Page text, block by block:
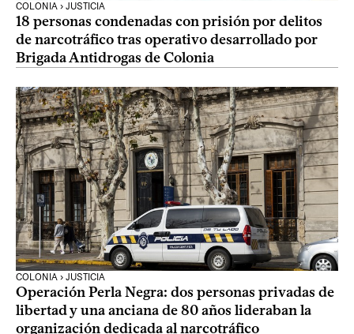
COLONIA › JUSTICIA
18 personas condenadas con prisión por delitos
de narcotráfico tras operativo desarrollado por
Brigada Antidrogas de Colonia
COLONIA › JUSTICIA
Operación Perla Negra: dos personas privadas de
libertad y una anciana de 80 años lideraban la
organización dedicada al narcotráfico